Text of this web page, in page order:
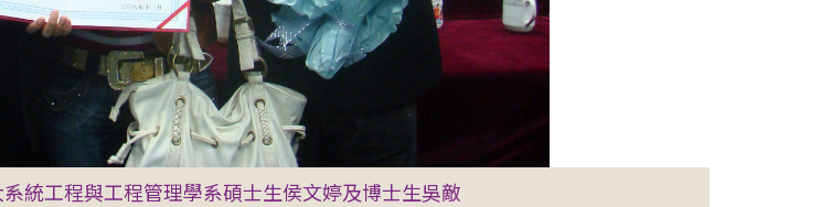
統工程與工程管理學系碩士生侯文婷及博士生吳敵